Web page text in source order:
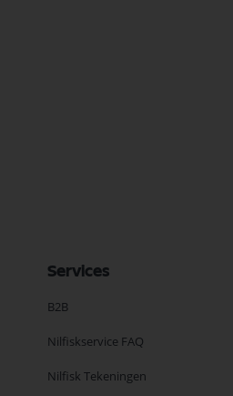
Services
B2B
Nilfiskservice FAQ
Nilfisk Tekeningen